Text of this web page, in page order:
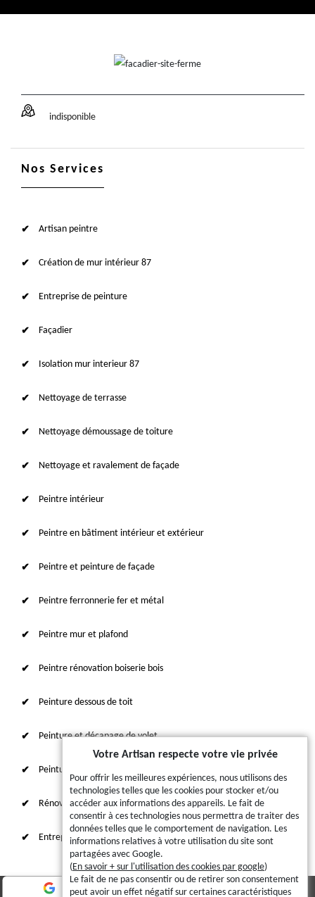
indisponible
Nos Services
Artisan peintre
Création de mur intérieur 87
Entreprise de peinture
Façadier
Isolation mur interieur 87
Nettoyage de terrasse
Nettoyage démoussage de toiture
Nettoyage et ravalement de façade
Peintre intérieur
Peintre en bâtiment intérieur et extérieur
Peintre et peinture de façade
Peintre ferronnerie fer et métal
Peintre mur et plafond
Peintre rénovation boiserie bois
Peinture dessous de toit
Peinture et décapage de volet
Peinture sur tuile et toiture
Rénovation intérieure 87
Entreprise de ravalement
Votre Artisan respecte votre vie privée
Pour offrir les meilleures expériences, nous utilisons des
technologies telles que les cookies pour stocker et/ou
accéder aux informations des appareils. Le fait de
consentir à ces technologies nous permettra de traiter des
données telles que le comportement de navigation. Les
informations relatives à votre utilisation du site sont
partagées avec Google.
(En savoir + sur l'utilisation des cookies par google)
Le fait de ne pas consentir ou de retirer son consentement
peut avoir un effet négatif sur certaines caractéristiques